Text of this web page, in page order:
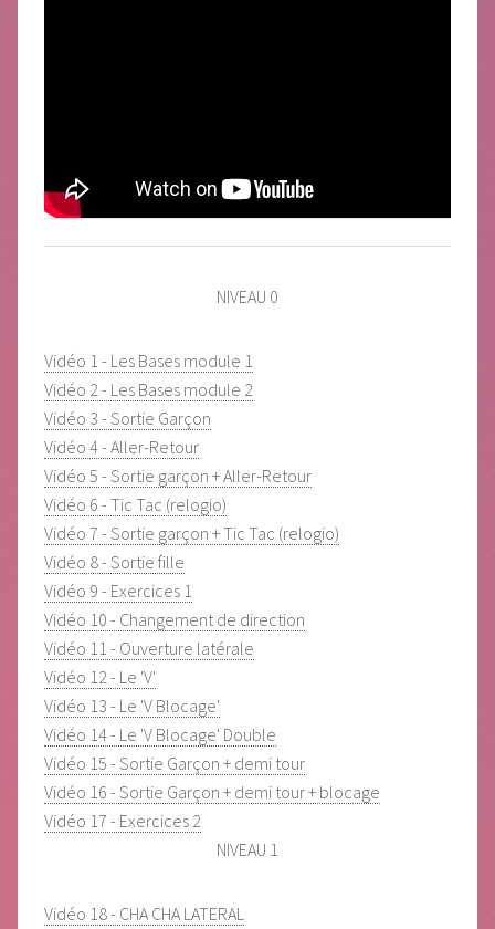
NIVEAU 0
Vidéo 1 - Les Bases module 1
Vidéo 2 - Les Bases module 2
Vidéo 3 - Sortie Garçon
Vidéo 4 - Aller-Retour
Vidéo 5 - Sortie garçon + Aller-Retour
Vidéo 6 - Tic Tac (relogio)
Vidéo 7 - Sortie garçon + Tic Tac (relogio)
Vidéo 8 - Sortie fille
Vidéo 9 - Exercices 1
Vidéo 10 - Changement de direction
Vidéo 11 - Ouverture latérale
Vidéo 12 - Le 'V'
Vidéo 13 - Le 'V Blocage'
Vidéo 14 - Le 'V Blocage' Double
Vidéo 15 - Sortie Garçon + demi tour
Vidéo 16 - Sortie Garçon + demi tour + blocage
Vidéo 17 - Exercices 2
NIVEAU 1
Vidéo 18 - CHA CHA LATERAL